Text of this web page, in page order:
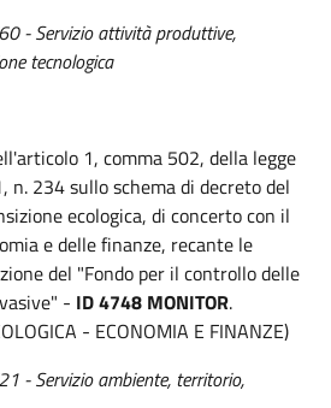
- Servizio attività produttive,
tecnologica
1, comma 502, della legge
n. 234 sullo schema di decreto del
ecologica, di concerto con il
e delle finanze, recante le
del "Fondo per il controllo delle
- ID 4748 MONITOR.
- ECONOMIA E FINANZE)
- Servizio ambiente, territorio,